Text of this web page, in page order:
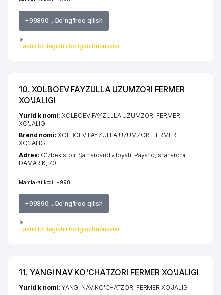
+99890 ...Qo'ng'iroq qilish
Tashkilot tegishli bo'lgan Rubrikalar
10. XOLBOEV FAYZULLA UZUMZORI FERMER
XO'JALIGI
Mamlakat kodi: +998
+99890 ...Qo'ng'iroq qilish
Tashkilot tegishli bo'lgan Rubrikalar
Yuridik nomi:XOLBOEV FAYZULLA UZUMZORI FERMER
XO'JALIGI
Brend nomi:XOLBOEV FAYZULLA UZUMZORI FERMER
XO'JALIGI
Adres: O'zbekiston, Samarqand viloyati Payariq shaharcha
DAMARIK , 70
11. YANGI NAV KO'CHATZORI FERMER XO'JALIGI
Yuridik nomi:YANGI NAV KO'CHATZORI FERMER XO'JALIGI